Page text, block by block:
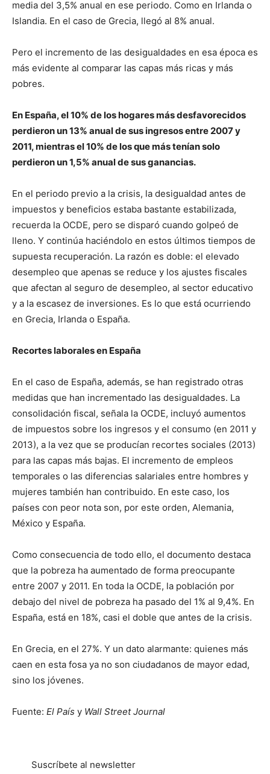
media del 3,5% anual en ese periodo. Como en Irlanda o
Islandia. En el caso de Grecia, llegó al 8% anual.
Pero el incremento de las desigualdades en esa época es
más evidente al comparar las capas más ricas y más
pobres.
En España, el 10% de los hogares más desfavorecidos
perdieron un 13% anual de sus ingresos entre 2007 y
2011, mientras el 10% de los que más tenían solo
perdieron un 1,5% anual de sus ganancias.
En el periodo previo a la crisis, la desigualdad antes de
impuestos y beneficios estaba bastante estabilizada,
recuerda la OCDE, pero se disparó cuando golpeó de
lleno. Y continúa haciéndolo en estos últimos tiempos de
supuesta recuperación. La razón es doble: el elevado
desempleo que apenas se reduce y los ajustes fiscales
que afectan al seguro de desempleo, al sector educativo
y a la escasez de inversiones. Es lo que está ocurriendo
en Grecia, Irlanda o España.
Recortes laborales en España
En el caso de España, además, se han registrado otras
medidas que han incrementado las desigualdades. La
consolidación fiscal, señala la OCDE, incluyó aumentos
de impuestos sobre los ingresos y el consumo (en 2011 y
2013), a la vez que se producían recortes sociales (2013)
para las capas más bajas. El incremento de empleos
temporales o las diferencias salariales entre hombres y
mujeres también han contribuido. En este caso, los
países con peor nota son, por este orden, Alemania,
México y España.
Como consecuencia de todo ello, el documento destaca
que la pobreza ha aumentado de forma preocupante
entre 2007 y 2011. En toda la OCDE, la población por
debajo del nivel de pobreza ha pasado del 1% al 9,4%. En
España, está en 18%, casi el doble que antes de la crisis.
En Grecia, en el 27%. Y un dato alarmante: quienes más
caen en esta fosa ya no son ciudadanos de mayor edad,
sino los jóvenes.
Fuente: El País y Wall Street Journal
Suscríbete al newsletter